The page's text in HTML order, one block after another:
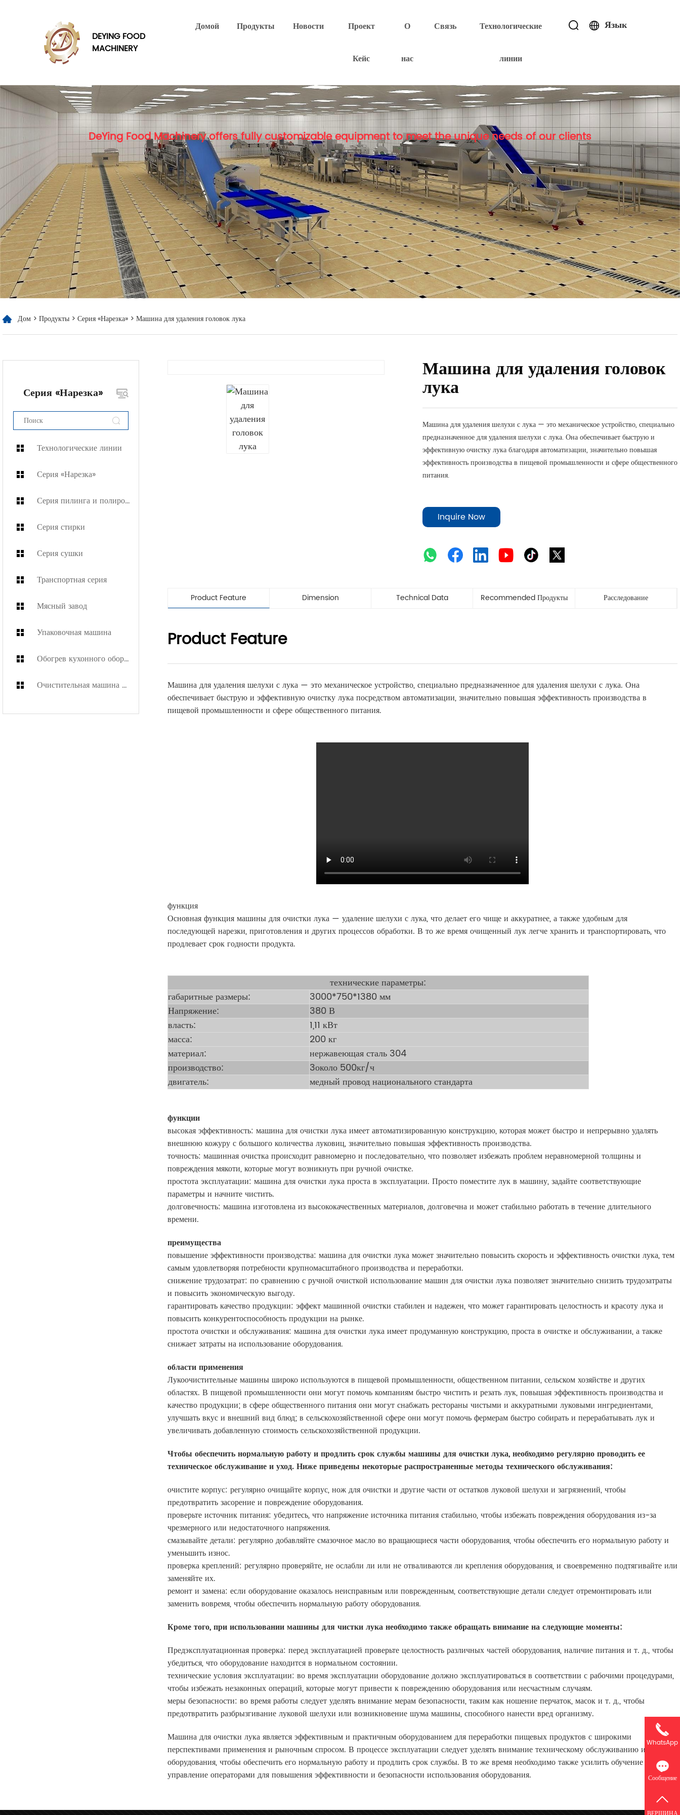
DEYING FOOD
MACHINERY
Домой Продукты Новости Проект
Кейс
О
нас
Связь Технологические
линии
Язык
DeYing Food Machinery offers fully customizable equipment to meet the unique needs of our clients
Дом > Продукты > Серия «Нарезка» > Машина для удаления головок лука
Серия «Нарезка»
Технологические линии
Серия «Нарезка»
Серия пилинга и полировки
Серия стирки
Серия сушки
Транспортная серия
Мясный завод
Упаковочная машина
Обогрев кухонного оборудования
Очистительная машина для подменных коробок
Машина для удаления головок
лука
Машина для удаления шелухи с лука — это механическое устройство, специально
предназначенное для удаления шелухи с лука. Она обеспечивает быструю и
эффективную очистку лука благодаря автоматизации, значительно повышая
эффективность производства в пищевой промышленности и сфере общественного
питания.
Inquire Now
Product Feature Dimension Technical Data Recommended Продукты Расследование
Product Feature
Машина для удаления шелухи с лука — это механическое устройство, специально предназначенное для удаления шелухи с лука. Она
обеспечивает быструю и эффективную очистку лука посредством автоматизации, значительно повышая эффективность производства в
пищевой промышленности и сфере общественного питания.
функция
Основная функция машины для очистки лука — удаление шелухи с лука, что делает его чище и аккуратнее, а также удобным для
последующей нарезки, приготовления и других процессов обработки. В то же время очищенный лук легче хранить и транспортировать, что
продлевает срок годности продукта.
технические параметры:
габаритные размеры:
3000*750*1380 мм
Напряжение:
380 В
власть:
1,11 кВт
масса:
200 кг
материал:
нержавеющая сталь 304
производство:
3около 500кг/ч
двигатель:
медный провод национального стандарта
функции
высокая эффективность: машина для очистки лука имеет автоматизированную конструкцию, которая может быстро и непрерывно удалять
внешнюю кожуру с большого количества луковиц, значительно повышая эффективность производства.
точность: машинная очистка происходит равномерно и последовательно, что позволяет избежать проблем неравномерной толщины и
повреждения мякоти, которые могут возникнуть при ручной очистке.
простота эксплуатации: машина для очистки лука проста в эксплуатации. Просто поместите лук в машину, задайте соответствующие
параметры и начните чистить.
долговечность: машина изготовлена из высококачественных материалов, долговечна и может стабильно работать в течение длительного
времени.
преимущества
повышение эффективности производства: машина для очистки лука может значительно повысить скорость и эффективность очистки лука, тем
самым удовлетворяя потребности крупномасштабного производства и переработки.
снижение трудозатрат: по сравнению с ручной очисткой использование машин для очистки лука позволяет значительно снизить трудозатраты
и повысить экономическую выгоду.
гарантировать качество продукции: эффект машинной очистки стабилен и надежен, что может гарантировать целостность и красоту лука и
повысить конкурентоспособность продукции на рынке.
простота очистки и обслуживания: машина для очистки лука имеет продуманную конструкцию, проста в очистке и обслуживании, а также
снижает затраты на использование оборудования.
области применения
Лукоочистительные машины широко используются в пищевой промышленности, общественном питании, сельском хозяйстве и других
областях. В пищевой промышленности они могут помочь компаниям быстро чистить и резать лук, повышая эффективность производства и
качество продукции; в сфере общественного питания они могут снабжать рестораны чистыми и аккуратными луковыми ингредиентами,
улучшать вкус и внешний вид блюд; в сельскохозяйственной сфере они могут помочь фермерам быстро собирать и перерабатывать лук и
увеличивать добавленную стоимость сельскохозяйственной продукции.
Чтобы обеспечить нормальную работу и продлить срок службы машины для очистки лука, необходимо регулярно проводить ее
техническое обслуживание и уход. Ниже приведены некоторые распространенные методы технического обслуживания:
очистите корпус: регулярно очищайте корпус, нож для очистки и другие части от остатков луковой шелухи и загрязнений, чтобы
предотвратить засорение и повреждение оборудования.
проверьте источник питания: убедитесь, что напряжение источника питания стабильно, чтобы избежать повреждения оборудования из-за
чрезмерного или недостаточного напряжения.
смазывайте детали: регулярно добавляйте смазочное масло во вращающиеся части оборудования, чтобы обеспечить его нормальную работу и
уменьшить износ.
проверка креплений: регулярно проверяйте, не ослабли ли или не отваливаются ли крепления оборудования, и своевременно подтягивайте или
заменяйте их.
ремонт и замена: если оборудование оказалось неисправным или поврежденным, соответствующие детали следует отремонтировать или
заменить вовремя, чтобы обеспечить нормальную работу оборудования.
Кроме того, при использовании машины для чистки лука необходимо также обращать внимание на следующие моменты:
Предэксплуатационная проверка: перед эксплуатацией проверьте целостность различных частей оборудования, наличие питания и т. д., чтобы
убедиться, что оборудование находится в нормальном состоянии.
технические условия эксплуатации: во время эксплуатации оборудование должно эксплуатироваться в соответствии с рабочими процедурами,
чтобы избежать незаконных операций, которые могут привести к повреждению оборудования или несчастным случаям.
меры безопасности: во время работы следует уделять внимание мерам безопасности, таким как ношение перчаток, масок и т. д., чтобы
предотвратить разбрызгивание луковой шелухи или возникновение шума машины, способного нанести вред организму.
Машина для очистки лука является эффективным и практичным оборудованием для переработки пищевых продуктов с широкими
перспективами применения и рыночным спросом. В процессе эксплуатации следует уделять внимание техническому обслуживанию и ремонту
оборудования, чтобы обеспечить его нормальную работу и продлить срок службы. В то же время необходимо также усилить обучение и
управление операторами для повышения эффективности и безопасности использования оборудования.
WhatsApp
Сообщение